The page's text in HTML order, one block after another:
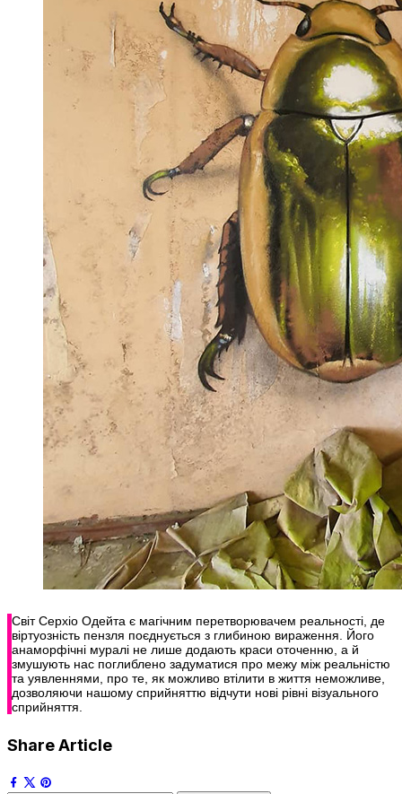
Світ Серхіо Одейта є магічним перетворювачем реальності, де
віртуозність пензля поєднується з глибиною вираження. Його
анаморфічні муралі не лише додають краси оточенню, а й
змушують нас поглиблено задуматися про межу між реальністю
та уявленнями, про те, як можливо втілити в життя неможливе,
дозволяючи нашому сприйняттю відчути нові рівні візуального
сприйняття.
Share Article